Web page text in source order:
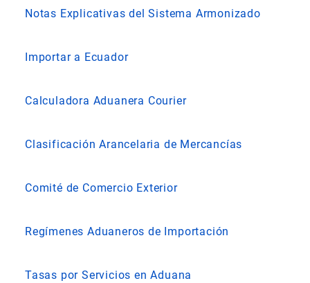
Notas Explicativas del Sistema Armonizado
Importar a Ecuador
Calculadora Aduanera Courier
Clasificación Arancelaria de Mercancías
Comité de Comercio Exterior
Regímenes Aduaneros de Importación
Tasas por Servicios en Aduana